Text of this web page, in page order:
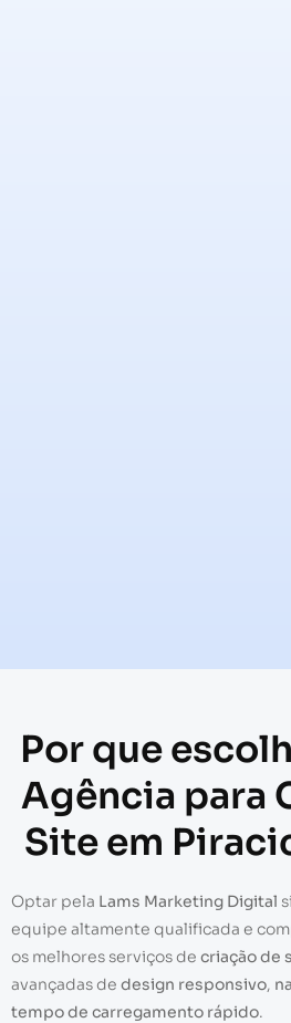
Por que
Agência para
Site em
Optar pela Lams Marketing Digital
equipe altamente qualificada e
os melhores serviços de criação de
avançadas de design responsivo,
tempo de carregamento rápido.